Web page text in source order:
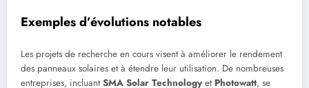
Exemples d’évolutions notables
Les projets de recherche en cours visent à améliorer le rendement
des panneaux solaires et à étendre leur utilisation. De nombreuses
entreprises, incluantSMA Solar Technology et Photowatt, se